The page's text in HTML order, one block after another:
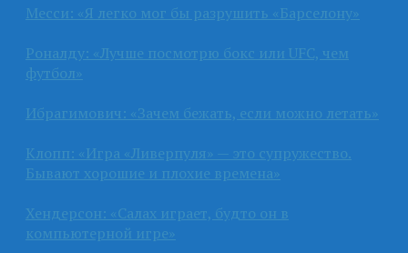
Месси: «Я легко мог бы разрушить «Барселону»
Роналду: «Лучше посмотрю бокс или UFC, чем
футбол»
Ибрагимович: «Зачем бежать, если можно летать»
Клопп: «Игра «Ливерпуля» — это супружество.
Бывают хорошие и плохие времена»
Хендерсон: «Салах играет, будто он в
компьютерной игре»